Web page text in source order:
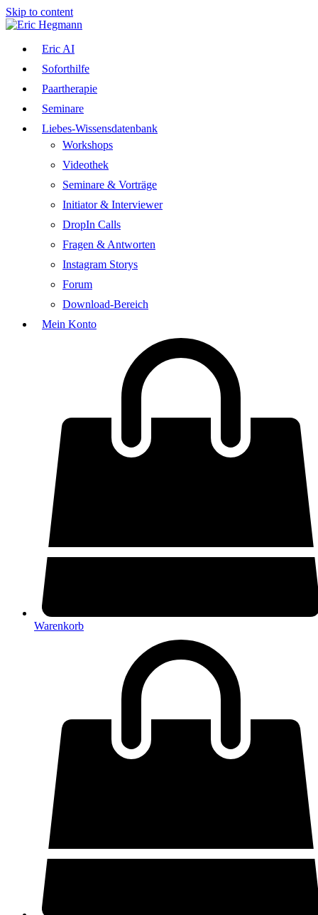
Skip to content
Eric AI
Soforthilfe
Paartherapie
Seminare
Liebes-Wissensdatenbank
Workshops
Videothek
Seminare & Vorträge
Initiator & Interviewer
DropIn Calls
Fragen & Antworten
Instagram Storys
Forum
Download-Bereich
Mein Konto
Warenkorb